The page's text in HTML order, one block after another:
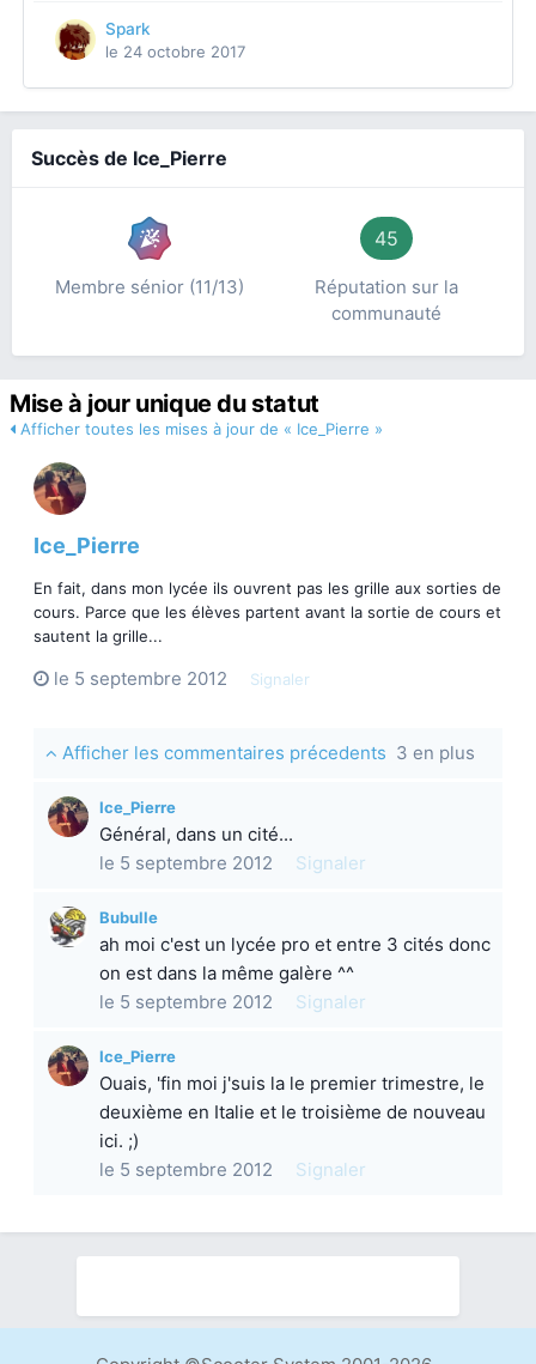
Spark
le 24 octobre 2017
Succès de Ice_Pierre
Membre sénior (11/13)
45
Réputation sur la
communauté
Mise à jour unique du statut
Afficher toutes les mises à jour de « Ice_Pierre »
Ice_Pierre
En fait, dans mon lycée ils ouvrent pas les grille aux sorties de
cours. Parce que les élèves partent avant la sortie de cours et
sautent la grille...
le 5 septembre 2012 Signaler
Afficher les commentaires précedents 3 en plus
Ice_Pierre
Général, dans un cité...
le 5 septembre 2012
Signaler
Bubulle
ah moi c'est un lycée pro et entre 3 cités donc
on est dans la même galère ^^
le 5 septembre 2012
Signaler
Ice_Pierre
Ouais, 'fin moi j'suis la le premier trimestre, le
deuxième en Italie et le troisième de nouveau
ici. ;)
le 5 septembre 2012
Signaler